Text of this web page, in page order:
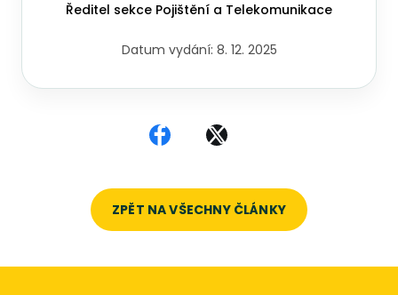
Ředitel sekce Pojištění a Telekomunikace
Datum vydání: 8. 12. 2025
Sdílet na Facebooku
Sdílet na X
ZPĚT NA VŠECHNY ČLÁNKY